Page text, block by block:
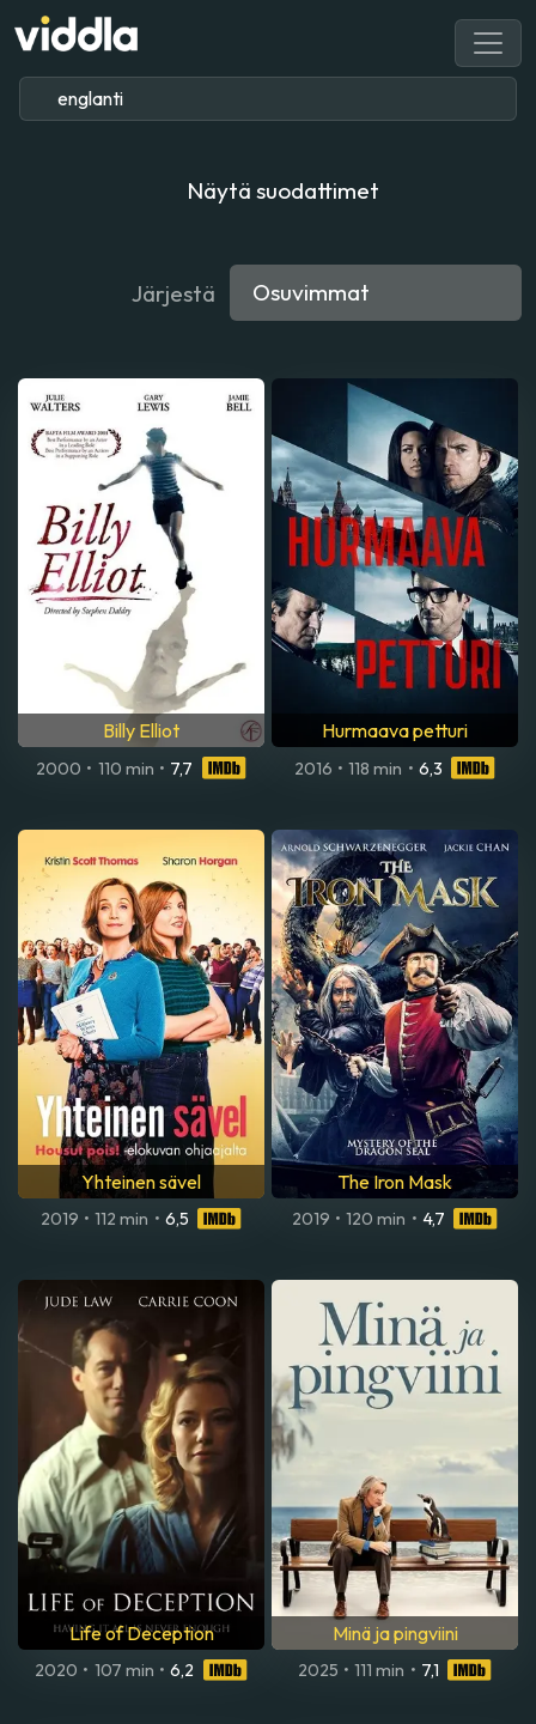
Näytä suodattimet
Järjestä
Billy Elliot
2000 • 110 min • 7,7
Hurmaava petturi
2016 • 118 min • 6,3
Yhteinen sävel
2019 • 112 min • 6,5
The Iron Mask
2019 • 120 min • 4,7
Life of Deception
2020 • 107 min • 6,2
Minä ja pingviini
2025 • 111 min • 7,1